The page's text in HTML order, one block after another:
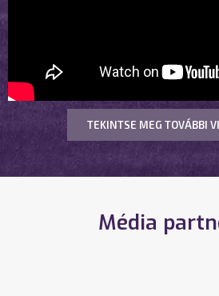
TEKINTSE MEG TOVÁBBI
Média